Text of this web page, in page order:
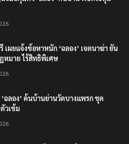
เผยแจ้งข้อหาหนัก ‘ฉลอง’ เจตนาฆ่า ยัน
มาย ไร้สิทธิพิเศษ
ฉลอง’ ค้นบ้านย่านวัดบางแพรก ชุด
วเข้ม